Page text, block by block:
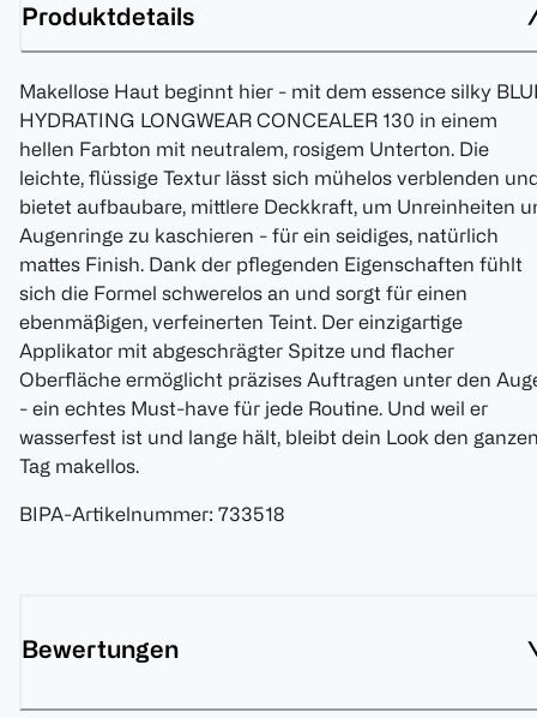
Produktdetails
Makellose Haut beginnt hier - mit dem essence silky
HYDRATING LONGWEAR CONCEALER 130 in einem
hellen Farbton mit neutralem, rosigem Unterton. Die
leichte, flüssige Textur lässt sich mühelos verblenden
bietet aufbaubare, mittlere Deckkraft, um Unreinheiten
Augenringe zu kaschieren - für ein seidiges, natürlich
mattes Finish. Dank der pflegenden Eigenschaften fühlt
sich die Formel schwerelos an und sorgt für einen
ebenmäßigen, verfeinerten Teint. Der einzigartige
Applikator mit abgeschrägter Spitze und flacher
Oberfläche ermöglicht präzises Auftragen unter den
- ein echtes Must-have für jede Routine. Und weil er
wasserfest ist und lange hält, bleibt dein Look den
Tag makellos.
BIPA-Artikelnummer: 733518
Bewertungen